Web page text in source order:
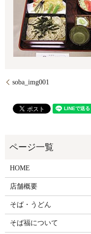
soba_img001
HOME
店舗概要
そば・うどん
そば福について